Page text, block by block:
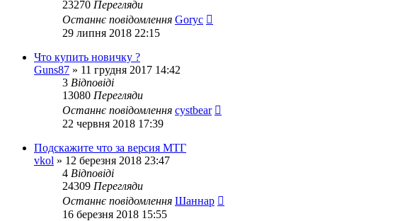
23270 Перегляди
Останнє повідомлення Goryc
29 липня 2018 22:15
Что купить новичку ?
Guns87 » 11 грудня 2017 14:42
3 Відповіді
13080 Перегляди
Останнє повідомлення cystbear
22 червня 2018 17:39
Подскажите что за версия МТГ
vkol » 12 березня 2018 23:47
4 Відповіді
24309 Перегляди
Останнє повідомлення Шаннар
16 березня 2018 15:55